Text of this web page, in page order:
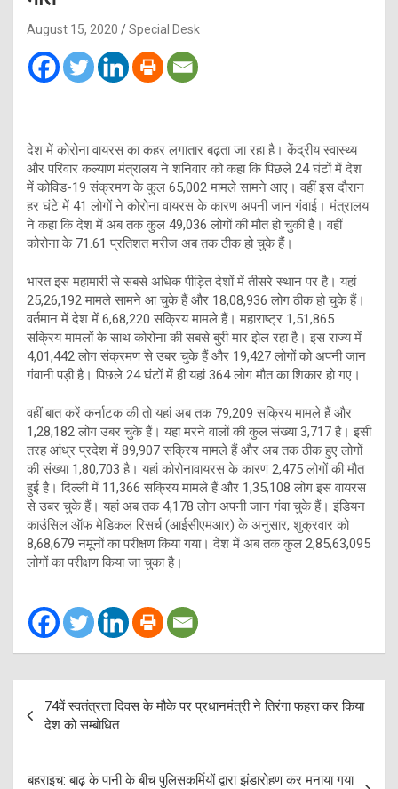
August 15, 2020 Special Desk
देश में कोरोना वायरस का कहर लगातार बढ़ता जा रहा है। केंद्रीय स्वास्थ्य
और परिवार कल्याण मंत्रालय ने शनिवार को कहा कि पिछले 24 घंटों में देश
में कोविड-19 संक्रमण के कुल 65,002 मामले सामने आए। वहीं इस दौरान
हर घंटे में 41 लोगों ने कोरोना वायरस के कारण अपनी जान गंवाई। मंत्रालय
ने कहा कि देश में अब तक कुल 49,036 लोगों की मौत हो चुकी है। वहीं
कोरोना के 71.61 प्रतिशत मरीज अब तक ठीक हो चुके हैं।
भारत इस महामारी से सबसे अधिक पीड़ित देशों में तीसरे स्थान पर है। यहां
25,26,192 मामले सामने आ चुके हैं और 18,08,936 लोग ठीक हो चुके हैं।
वर्तमान में देश में 6,68,220 सक्रिय मामले हैं। महाराष्ट्र 1,51,865
सक्रिय मामलों के साथ कोरोना की सबसे बुरी मार झेल रहा है। इस राज्य में
4,01,442 लोग संक्रमण से उबर चुके हैं और 19,427 लोगों को अपनी जान
गंवानी पड़ी है। पिछले 24 घंटों में ही यहां 364 लोग मौत का शिकार हो गए।
वहीं बात करें कर्नाटक की तो यहां अब तक 79,209 सक्रिय मामले हैं और
1,28,182 लोग उबर चुके हैं। यहां मरने वालों की कुल संख्या 3,717 है। इसी
तरह आंध्र प्रदेश में 89,907 सक्रिय मामले हैं और अब तक ठीक हुए लोगों
की संख्या 1,80,703 है। यहां कोरोनावायरस के कारण 2,475 लोगों की मौत
हुई है। दिल्ली में 11,366 सक्रिय मामले हैं और 1,35,108 लोग इस वायरस
से उबर चुके हैं। यहां अब तक 4,178 लोग अपनी जान गंवा चुके हैं। इंडियन
काउंसिल ऑफ मेडिकल रिसर्च (आईसीएमआर) के अनुसार, शुक्रवार को
8,68,679 नमूनों का परीक्षण किया गया। देश में अब तक कुल 2,85,63,095
लोगों का परीक्षण किया जा चुका है।
navigation
74वें स्वतंत्रता दिवस के मौके पर प्रधानमंत्री ने तिरंगा फहरा कर किया
देश को सम्बोधित
बहराइच: बाढ़ के पानी के बीच पुलिसकर्मियों द्वारा झंडारोहण कर मनाया गया